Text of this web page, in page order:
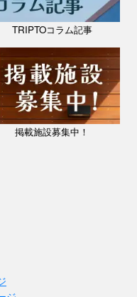
TRIPTOコラム記事
掲載施設募集中！